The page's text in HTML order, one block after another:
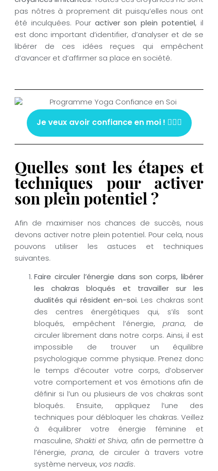
pas nôtres à proprement dit puisqu’elles nous ont
été inculquées. Pour activer son plein potentiel, il
est donc important d’identifier, d’analyser et de se
libérer de ces idées reçues qui empêchent
d’avancer et d’affirmer sa place en société.
Je veux avoir confiance en moi ! 🙆🏻‍♀️
Quelles sont les étapes et
techniques pour activer
son plein potentiel ?
Afin de maximiser nos chances de succès, nous
devons activer notre plein potentiel. Pour cela, nous
pouvons utiliser les astuces et techniques
suivantes.
Faire circuler l’énergie dans son corps, libérer
les chakras bloqués et travailler sur les
dualités qui résident en-soi. Les chakras sont
des centres énergétiques qui, s’ils sont
bloqués, empêchent l’énergie,prana, de
circuler librement dans notre corps. Ainsi, il est
impossible de trouver un équilibre
psychologique comme physique. Prenez donc
le temps d’écouter votre corps, d’observer
votre comportement et vos émotions afin de
définir si l’un ou plusieurs de vos chakras sont
bloqués. Ensuite, appliquez l’une des
techniques pour débloquer les chakras. Veillez
à équilibrer votre énergie féminine et
masculine,Shakti et Shiva, afin de permettre à
l’énergie, prana, de circuler à travers votre
système nerveux, vos nadis.